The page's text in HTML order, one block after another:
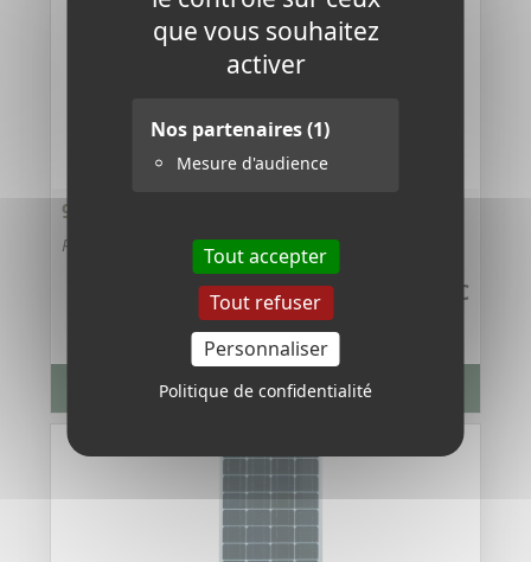
que vous souhaitez
activer
Nos partenaires(1)
Mesure d'audience
Tout accepter
Tout refuser
Personnaliser
Politique de confidentialité
95 - CLÔTURE 12 VOLTS SANS BOITES -
Référence : 95
TTC
VOIR LA FICHE PRODUIT